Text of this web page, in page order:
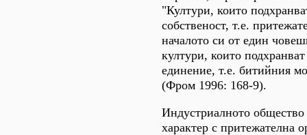
"Култури, които
собственост, т.е.
началото си от един
култури, които
единение, т.е. битийния
(Фром 1996: 168-9).
Индустриалното общество
характер с притежателна